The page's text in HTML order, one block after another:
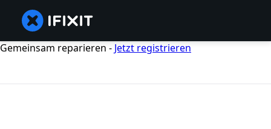
Gemeinsam reparieren - Jetzt registrieren